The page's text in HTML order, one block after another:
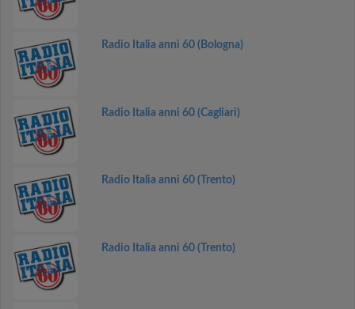
Radio Italia anni 60 (Bologna)
Radio Italia anni 60 (Cagliari)
Radio Italia anni 60 (Trento)
Radio Italia anni 60 (Trento)